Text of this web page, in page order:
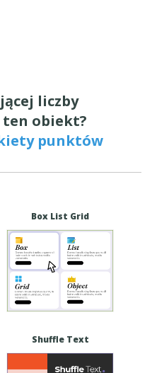
liczby
obiekt?
punktów
Box List Grid
Shuffle Text